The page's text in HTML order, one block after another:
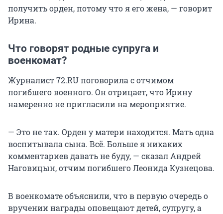
получить орден, потому что я его жена, — говорит
Ирина.
Что говорят родные супруга и
военкомат?
Журналист 72.RU поговорила с отчимом
погибшего военного. Он отрицает, что Ирину
намеренно не пригласили на мероприятие.
— Это не так. Орден у матери находится. Мать одна
воспитывала сына. Всё. Больше я никаких
комментариев давать не буду, — сказал Андрей
Наговицын, отчим погибшего Леонида Кузнецова.
В военкомате объяснили, что в первую очередь о
вручении награды оповещают детей, супругу, а